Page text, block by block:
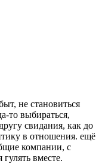
не становиться
то выбираться,
свидания, как до
в отношения. ещё
компании, с
вместе.